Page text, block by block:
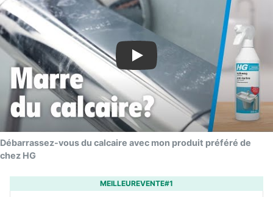
Play
Débarrassez-vous du calcaire avec mon produit préféré de
chez HG
MEILLEUREVENTE#1